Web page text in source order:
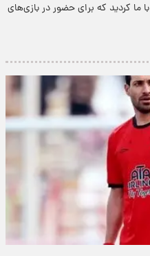
ما کردید که برای حضور در بازی‌های